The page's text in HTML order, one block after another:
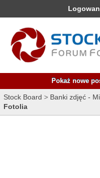
Pokaż nowe
Stock Board > Banki zdjęć -
Fotolia